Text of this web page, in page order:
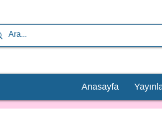
Anasayfa